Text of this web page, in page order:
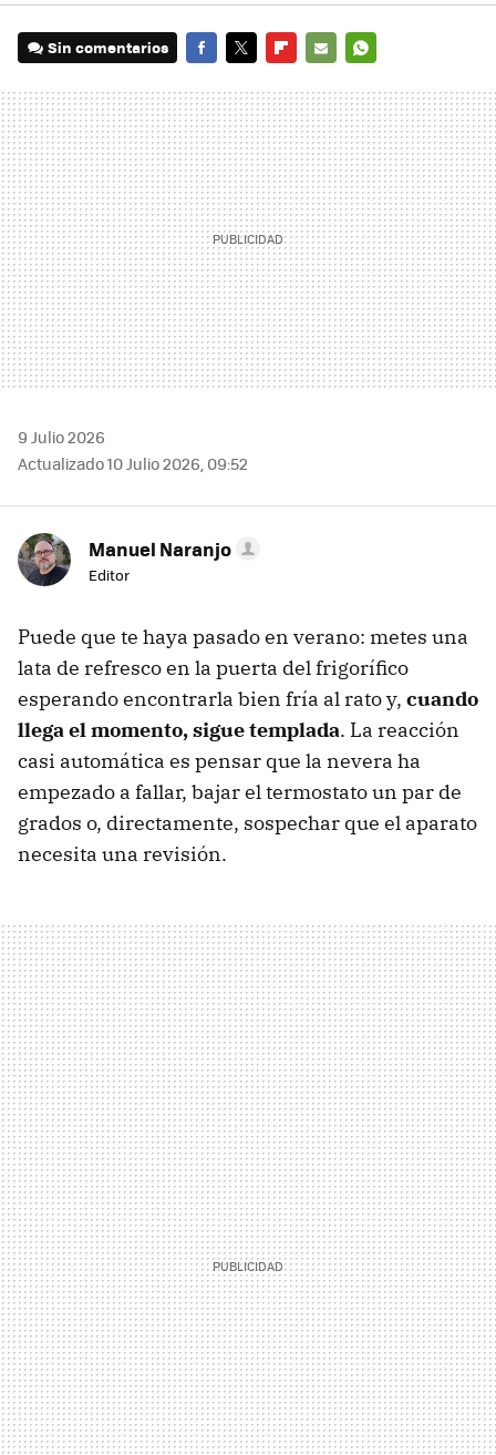
Sin comentarios
MAIL
9 Julio 2026
Actualizado 10 Julio 2026, 09:52
Manuel Naranjo
Editor
Puede que te haya pasado en verano: metes una
lata de refresco en la puerta del frigorífico
esperando encontrarla bien fría al rato y, cuando
llega el momento, sigue templada. La reacción
casi automática es pensar que la nevera ha
empezado a fallar, bajar el termostato un par de
grados o, directamente, sospechar que el aparato
necesita una revisión.